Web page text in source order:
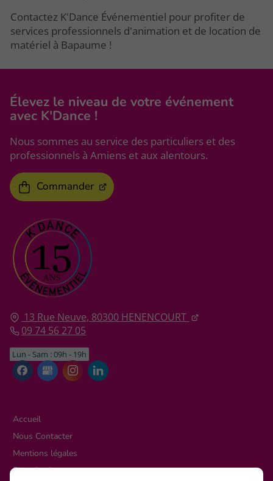
Contactez K'Dance Événementiel pour profiter de
services professionnels d'animation et de location de
matériel à Bapaume !
13 Rue Neuve, 80300 HENENCOURT
09 74 56 27 05
Lun - Sam : 09h - 19h
Accueil
Nous Contacter
Mentions légales
Plan du site
Élevez le niveau de votre événement
avec K'Dance !
Nous sommes au service des particuliers et des
professionnels à Amiens et aux alentours.
Commander